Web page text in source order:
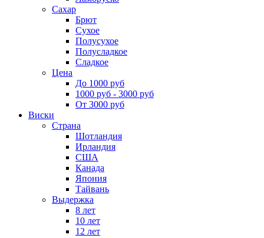
Сахар
Брют
Сухое
Полусухое
Полусладкое
Сладкое
Цена
До 1000 руб
1000 руб - 3000 руб
От 3000 руб
Виски
Страна
Шотландия
Ирландия
США
Канада
Япония
Тайвань
Выдержка
8 лет
10 лет
12 лет